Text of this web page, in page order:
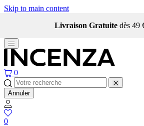
Skip to main content
Qui sommes-nous ?
0
Annuler
0